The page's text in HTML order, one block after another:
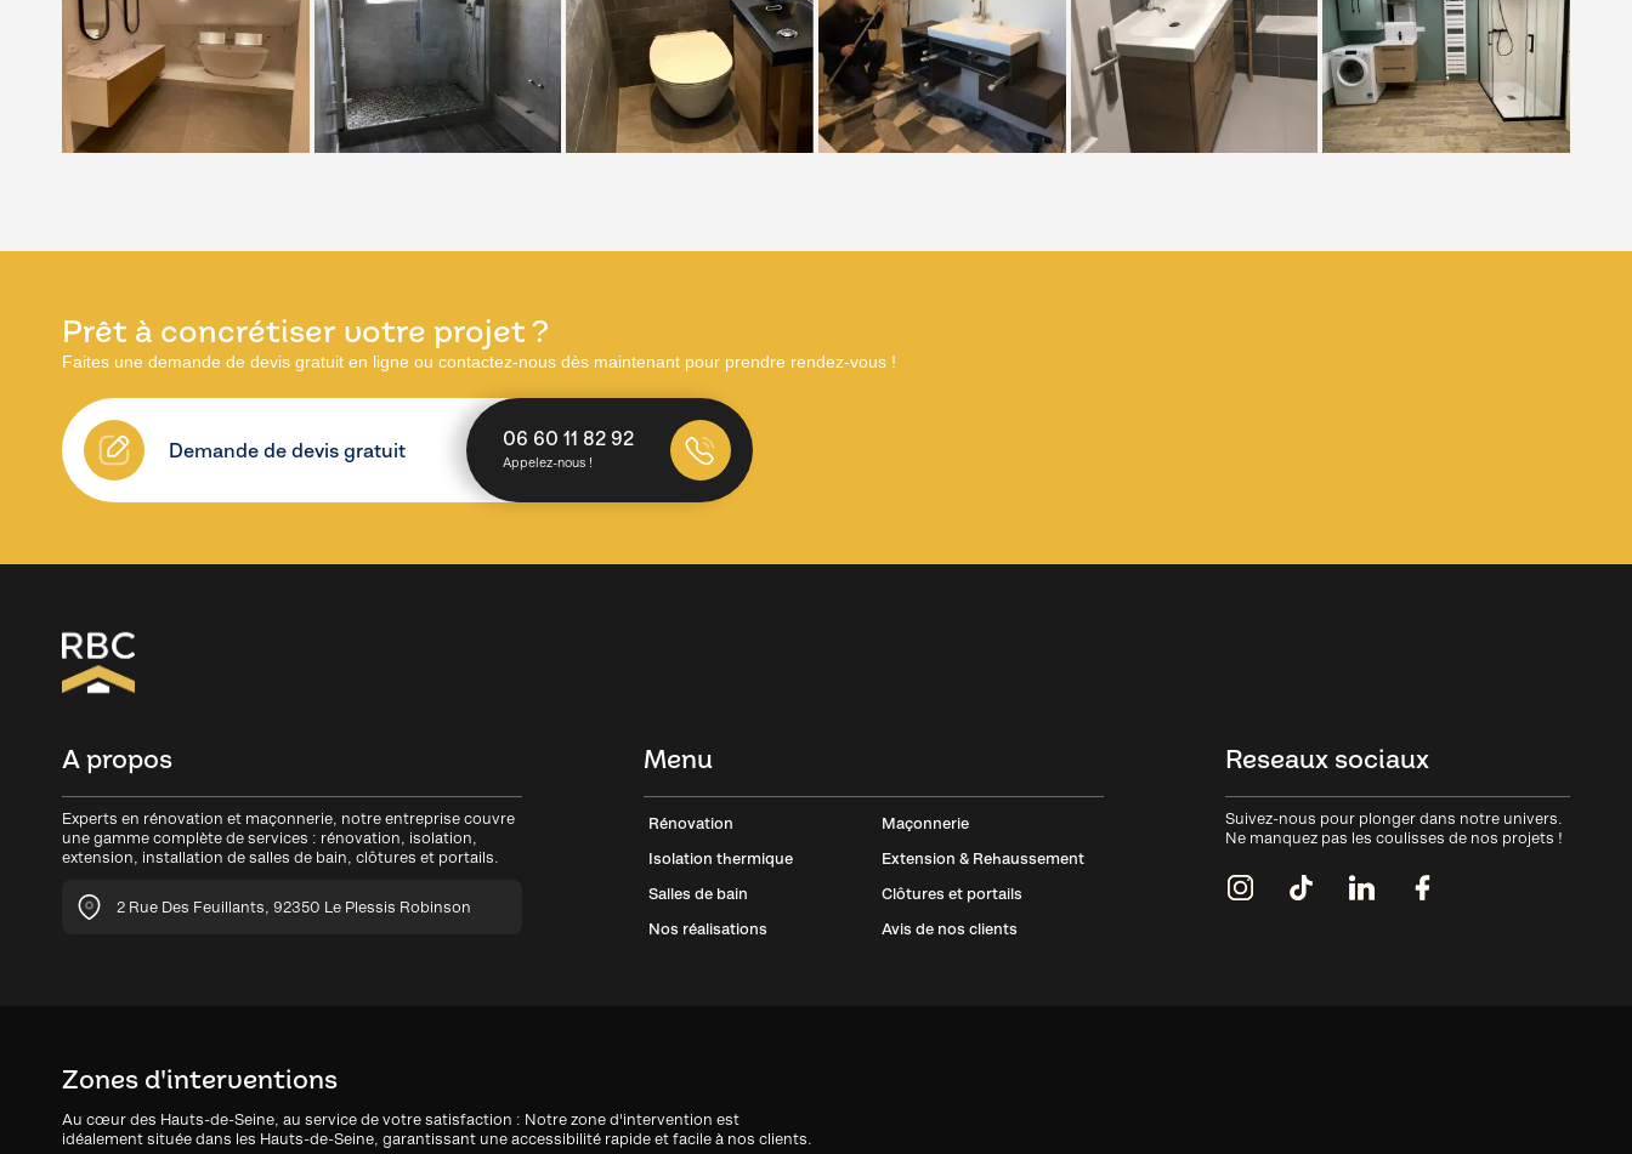
Prêt à concrétiser votre projet ?
Faites une demande de devis gratuit en ligne ou contactez-nous dès maintenant pour prendre rendez-vous !
Demande de devis gratuit
06 60 11 82 92
Appelez-nous !
A propos
Experts en rénovation et maçonnerie, notre entreprise couvre
une gamme complète de services : rénovation, isolation,
extension, installation de salles de bain, clôtures et portails.
2 Rue Des Feuillants, 92350 Le Plessis Robinson
Menu
Rénovation
Maçonnerie
Isolation thermique
Extension & Rehaussement
Salles de bain
Clôtures et portails
Nos réalisations
Avis de nos clients
Reseaux sociaux
Suivez-nous pour plonger dans notre univers.
Ne manquez pas les coulisses de nos projets !
Zones d'interventions
Au cœur des Hauts-de-Seine, au service de votre satisfaction : Notre zone d'intervention est
idéalement située dans les Hauts-de-Seine, garantissant une accessibilité rapide et facile à nos clients.